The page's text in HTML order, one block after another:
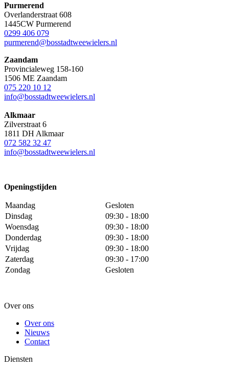
Purmerend
Overlanderstraat 608
1445CW Purmerend
0299 406 079
purmerend@bosstadtweewielers.nl
Zaandam
Provincialeweg 158-160
1506 ME Zaandam
075 220 10 12
info@bosstadtweewielers.nl
Alkmaar
Zilverstraat 6
1811 DH Alkmaar
072 582 32 47
info@bosstadtweewielers.nl
Openingstijden
Maandag
Gesloten
Dinsdag
09:30 - 18:00
Woensdag
09:30 - 18:00
Donderdag
09:30 - 18:00
Vrijdag
09:30 - 18:00
Zaterdag
09:30 - 17:00
Zondag
Gesloten
Over ons
Over ons
Nieuws
Contact
Diensten